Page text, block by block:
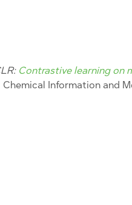
Contrastive learning on
Information and